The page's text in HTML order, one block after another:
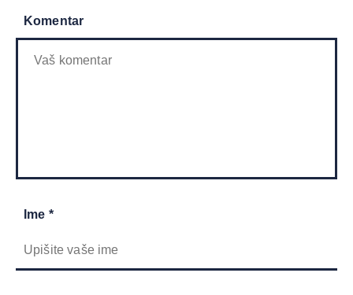
Komentar
Ime *